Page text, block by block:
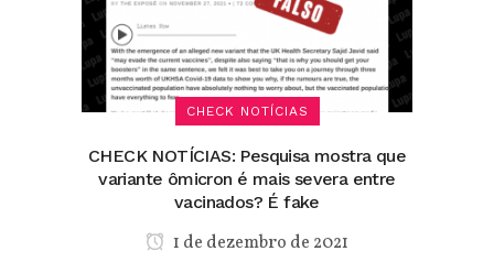
CHECK NOTÍCIAS
CHECK NOTÍCIAS: Pesquisa mostra que
variante ômicron é mais severa entre
vacinados? É fake
1 de dezembro de 2021